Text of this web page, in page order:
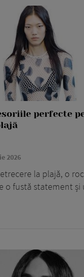
perfecte
2026
la plajă, o
o fustă statement și